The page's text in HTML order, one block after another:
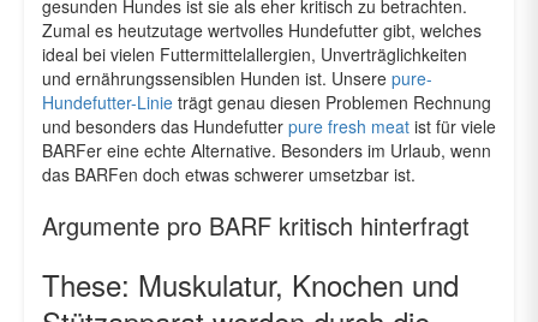
gesunden Hundes ist sie als eher kritisch zu betrachten.
Zumal es heutzutage wertvolles Hundefutter gibt, welches
ideal bei vielen Futtermittelallergien, Unverträglichkeiten
und ernährungssensiblen Hunden ist. Unsere pure-
Hundefutter-Linie trägt genau diesen Problemen Rechnung
und besonders das Hundefutter pure fresh meat ist für viele
BARFer eine echte Alternative. Besonders im Urlaub, wenn
das BARFen doch etwas schwerer umsetzbar ist.
Argumente pro BARF kritisch hinterfragt
These: Muskulatur, Knochen und